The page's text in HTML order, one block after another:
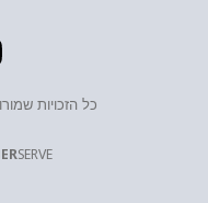
כל הזכויות שמורות
SERVE